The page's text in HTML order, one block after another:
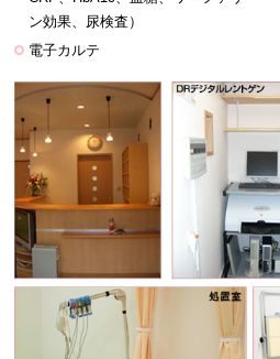
ン効果、尿検査）
電子カルテ